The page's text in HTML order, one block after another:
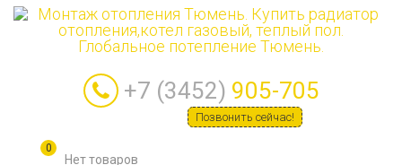
+7 (3452) 905-705
Позвонить сейчас!
0